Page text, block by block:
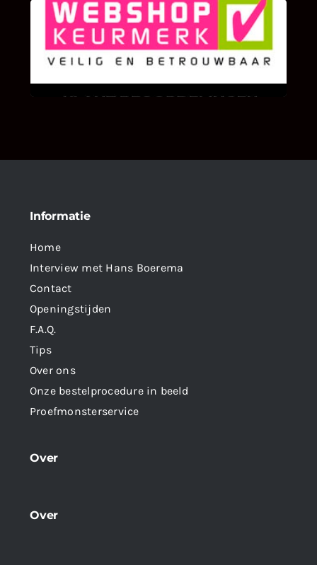
KLANT BEOORDELINGEN
We zijn er zeer op gesteld om te weten wat u
als klant van ons en onze diensten vindt.
Informatie
Home
Interview met Hans Boerema
Contact
Openingstijden
F.A.Q.
Tips
Over ons
Onze bestelprocedure in beeld
Proefmonsterservice
Over
Over